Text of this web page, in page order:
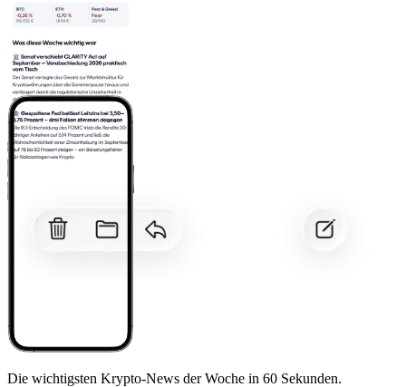
Die wichtigsten Krypto-News der Woche in 60 Sekunden.